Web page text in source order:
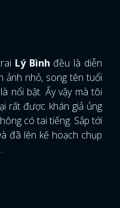
Lý Bình đều là diễn
ảnh nhỏ, song tên tuổi
nổi bật. Ấy vậy mà tôi
rất được khán giả ủng
có tai tiếng. Sắp tới
đã lên kế hoạch chụp